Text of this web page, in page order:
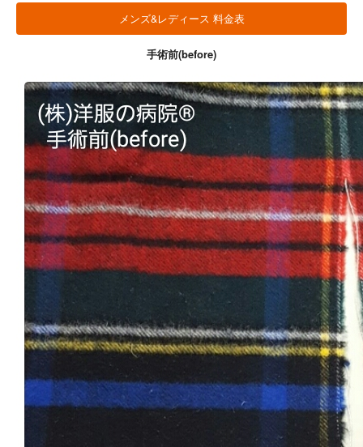
メンズ&レディース 料金表
手術前(before)